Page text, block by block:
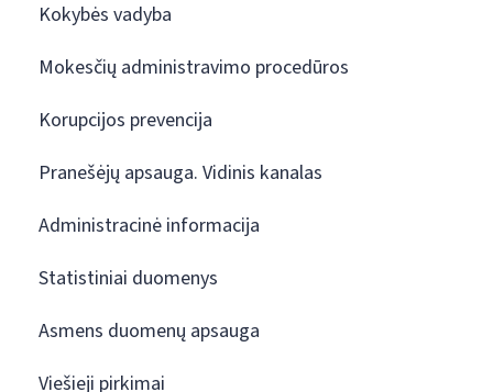
Kokybės vadyba
Mokesčių administravimo procedūros
Korupcijos prevencija
Pranešėjų apsauga. Vidinis kanalas
Administracinė informacija
Statistiniai duomenys
Asmens duomenų apsauga
Viešieji pirkimai